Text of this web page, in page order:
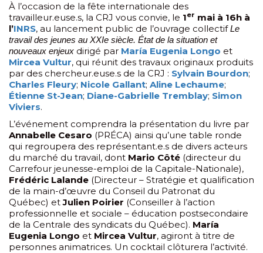
À l’occasion de la fête internationale des
travailleur.euse.s, la CRJ vous convie, le 1er mai à 16h à
l’INRS, au lancement public de l’ouvrage collectifLe
travail des jeunes au XXIe siècle. État de la situation et
nouveaux enjeux dirigé par María Eugenia Longo et
Mircea Vultur, qui réunit des travaux originaux produits
par des chercheur.euse.s de la CRJ : Sylvain Bourdon;
Charles Fleury; Nicole Gallant; Aline Lechaume;
Étienne St-Jean; Diane-Gabrielle Tremblay; Simon
Viviers.
L’événement comprendra la présentation du livre par
Annabelle Cesaro (PRÉCA) ainsi qu’une table ronde
qui regroupera des représentant.e.s de divers acteurs
du marché du travail, dont Mario Côté (directeur du
Carrefour jeunesse-emploi de la Capitale-Nationale),
Frédéric Lalande (Directeur – Stratégie et qualification
de la main-d’œuvre du Conseil du Patronat du
Québec) etJulien Poirier (Conseiller à l’action
professionnelle et sociale – éducation postsecondaire
de la Centrale des syndicats du Québec). María
Eugenia Longo et Mircea Vultur, agiront à titre de
personnes animatrices. Un cocktail clôturera l’activité.